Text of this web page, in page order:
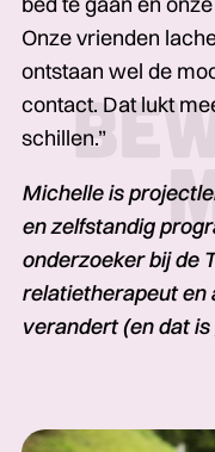
Onze vrienden
ontstaan wel de
contact. Dat lukt
schillen.”
Michelle is
en zelfstandig
onderzoeker bij de
relatietherapeut en
verandert (en dat